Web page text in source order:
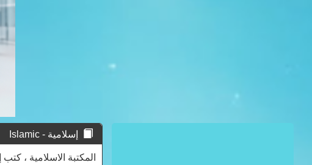
إسلامية - Islamic